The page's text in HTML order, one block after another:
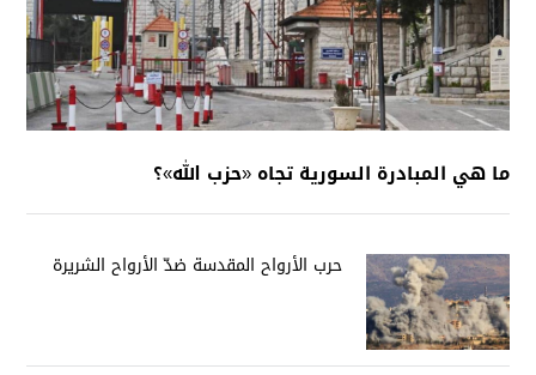
ما هي المبادرة السورية تجاه «حزب الله»؟
حرب الأرواح المقدسة ضدّ الأرواح الشريرة